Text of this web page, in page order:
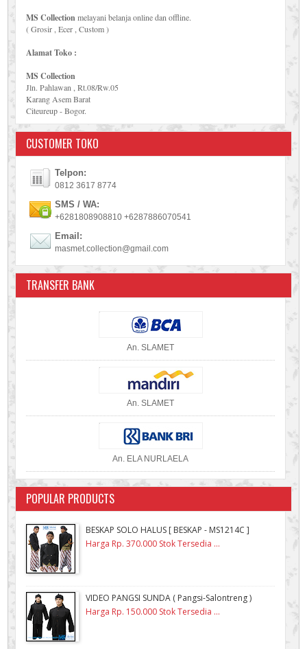
MS Collectionmelayani belanja online dan offline.
( Grosir , Ecer , Custom )
Alamat Toko :
MS Collection
Jln. Pahlawan , Rt.08/Rw.05
Karang Asem Barat
Citeureup - Bogor.
CUSTOMER TOKO
Telpon:
0812 3617 8774
SMS / WA:
+6281808908810 +6287886070541
Email:
masmet.collection@gmail.com
TRANSFER BANK
An. SLAMET
An. SLAMET
An. ELA NURLAELA
POPULAR PRODUCTS
BESKAP SOLO HALUS [ BESKAP - MS1214C ]
Harga Rp. 370.000 Stok Tersedia ...
VIDEO PANGSI SUNDA ( Pangsi-Salontreng )
Harga Rp. 150.000 Stok Tersedia ...